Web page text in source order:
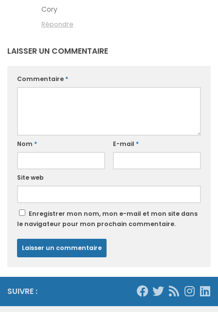
Cory
Répondre
LAISSER UN COMMENTAIRE
Commentaire *
Nom * E-mail *
Site web
Enregistrer mon nom, mon e-mail et mon site dans
le navigateur pour mon prochain commentaire.
SUIVRE :